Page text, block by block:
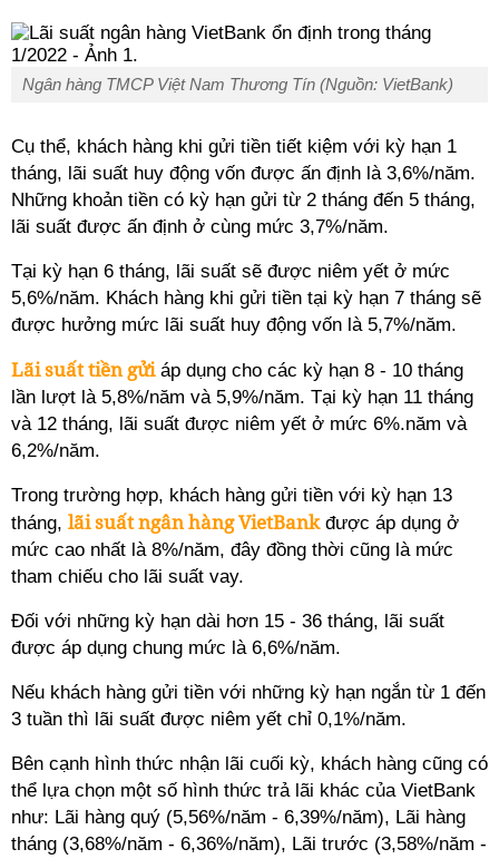
Ngân hàng TMCP Việt Nam Thương Tín (Nguồn: VietBank)
Cụ thể, khách hàng khi gửi tiền tiết kiệm với kỳ hạn 1
tháng, lãi suất huy động vốn được ấn định là 3,6%/năm.
Những khoản tiền có kỳ hạn gửi từ 2 tháng đến 5 tháng,
lãi suất được ấn định ở cùng mức 3,7%/năm.
Tại kỳ hạn 6 tháng, lãi suất sẽ được niêm yết ở mức
5,6%/năm. Khách hàng khi gửi tiền tại kỳ hạn 7 tháng sẽ
được hưởng mức lãi suất huy động vốn là 5,7%/năm.
Lãi suất tiền gửiáp dụng cho các kỳ hạn 8 - 10 tháng
lần lượt là 5,8%/năm và 5,9%/năm. Tại kỳ hạn 11 tháng
và 12 tháng, lãi suất được niêm yết ở mức 6%.năm và
6,2%/năm.
Trong trường hợp, khách hàng gửi tiền với kỳ hạn 13
tháng, lãi suất ngân hàng VietBankđược áp dụng ở
mức cao nhất là 8%/năm, đây đồng thời cũng là mức
tham chiếu cho lãi suất vay.
Đối với những kỳ hạn dài hơn 15 - 36 tháng, lãi suất
được áp dụng chung mức là 6,6%/năm.
Nếu khách hàng gửi tiền với những kỳ hạn ngắn từ 1 đến
3 tuần thì lãi suất được niêm yết chỉ 0,1%/năm.
Bên cạnh hình thức nhận lãi cuối kỳ, khách hàng cũng có
thể lựa chọn một số hình thức trả lãi khác của VietBank
như: Lãi hàng quý (5,56%/năm - 6,39%/năm), Lãi hàng
tháng (3,68%/năm - 6,36%/năm), Lãi trước (3,58%/năm -